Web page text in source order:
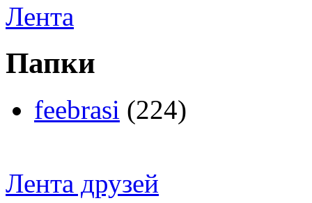
Лента
Папки
feebrasi (224)
Лента друзей